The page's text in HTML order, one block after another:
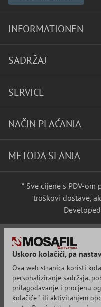
INFORMATIONEN
SADRŽAJ
SERVICE
NAČIN PLAĆANJA
METODA SLANJA
* Sve cijene s PDV-om
troškovi dostave,
Uskoro kolačići, pa
Ova web stranica koristi
personaliziranje sadržaja,
prilagođavanje i procjenu
kolačiće " ili aktiviranjem